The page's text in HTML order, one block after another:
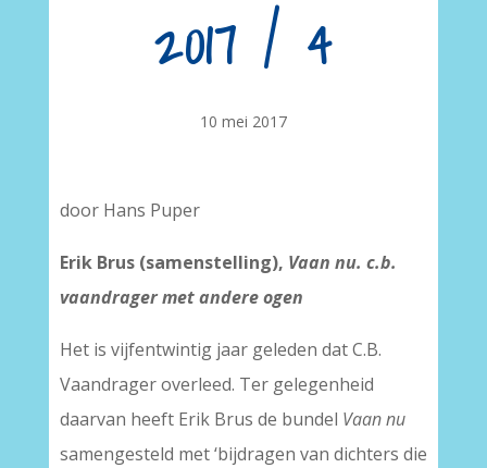
2017 / 4
10 mei 2017
door Hans Puper
Erik Brus (samenstelling), Vaan nu. c.b.
vaandrager met andere ogen
Het is vijfentwintig jaar geleden dat C.B.
Vaandrager overleed. Ter gelegenheid
daarvan heeft Erik Brus de bundel Vaan nu
samengesteld met ‘bijdragen van dichters die